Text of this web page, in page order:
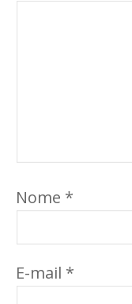
Nome *
E-mail *